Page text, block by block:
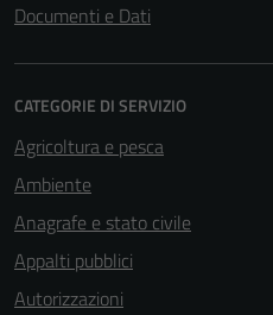
Documenti e Dati
CATEGORIE DI SERVIZIO
Agricoltura e pesca
Ambiente
Anagrafe e stato civile
Appalti pubblici
Autorizzazioni